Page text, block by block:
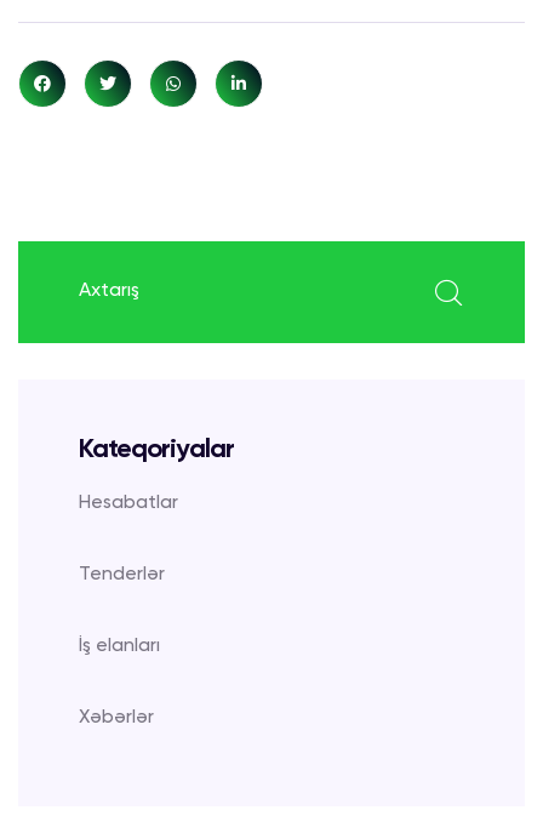
Kateqoriyalar
Hesabatlar
Tenderlər
İş elanları
Xəbərlər